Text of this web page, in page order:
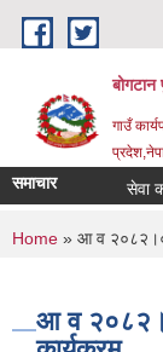
Skip to main content
गाउँ
समाचार सेवा
You are
Home » आ व
आ व